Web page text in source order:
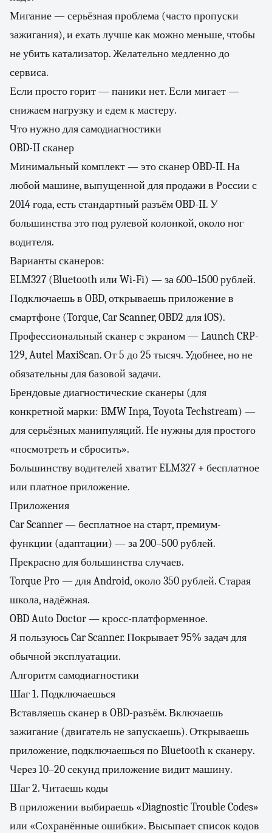
Мигание — серьёзная проблема (часто пропуски
зажигания), и ехать лучше как можно меньше, чтобы
не убить катализатор. Желательно медленно до
сервиса.
Если просто горит — паники нет. Если мигает —
снижаем нагрузку и едем к мастеру.
Что нужно для самодиагностики
OBD-II сканер
Минимальный комплект — это сканер OBD-II. На
любой машине, выпущенной для продажи в России с
2014 года, есть стандартный разъём OBD-II. У
большинства это под рулевой колонкой, около ног
водителя.
Варианты сканеров:
ELM327 (Bluetooth или Wi-Fi) — за 600–1500 рублей.
Подключаешь в OBD, открываешь приложение в
смартфоне (Torque, Car Scanner, OBD2 для iOS).
Профессиональный сканер с экраном — Launch CRP-
129, Autel MaxiScan. От 5 до 25 тысяч. Удобнее, но не
обязательны для базовой задачи.
Брендовые диагностические сканеры (для
конкретной марки: BMW Inpa, Toyota Techstream) —
для серьёзных манипуляций. Не нужны для простого
«посмотреть и сбросить».
Большинству водителей хватит ELM327 + бесплатное
или платное приложение.
Приложения
Car Scanner — бесплатное на старт, премиум-
функции (адаптации) — за 200–500 рублей.
Прекрасно для большинства случаев.
Torque Pro — для Android, около 350 рублей. Старая
школа, надёжная.
OBD Auto Doctor — кросс-платформенное.
Я пользуюсь Car Scanner. Покрывает 95% задач для
обычной эксплуатации.
Алгоритм самодиагностики
Шаг 1. Подключаешься
Вставляешь сканер в OBD-разъём. Включаешь
зажигание (двигатель не запускаешь). Открываешь
приложение, подключаешься по Bluetooth к сканеру.
Через 10–20 секунд приложение видит машину.
Шаг 2. Читаешь коды
В приложении выбираешь «Diagnostic Trouble Codes»
или «Сохранённые ошибки». Высыпает список кодов